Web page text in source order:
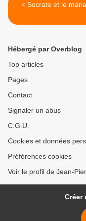
< Socrate et le
Hébergé par Overblog
Top articles
Pages
Contact
Signaler un abus
C.G.U.
Cookies et données
Préférences cookies
Voir le profil de Jean-
Créer